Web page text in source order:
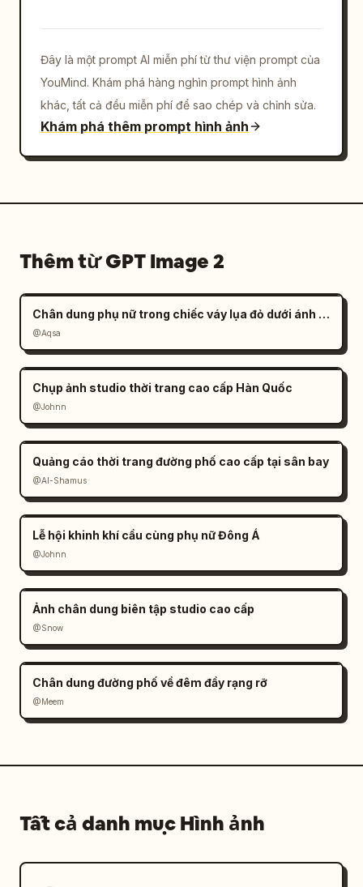
Đây là một prompt AI miễn phí từ thư viện prompt của
YouMind. Khám phá hàng nghìn prompt hình ảnh
khác, tất cả đều miễn phí để sao chép và chỉnh sửa.
Khám phá thêm prompt hình ảnh
Thêm từ GPT Image 2
Chân dung phụ nữ trong chiếc váy lụa đỏ dưới ánh nắng
@Aqsa
Chụp ảnh studio thời trang cao cấp Hàn Quốc
@Johnn
Quảng cáo thời trang đường phố cao cấp tại sân bay
@Al-Shamus
Lễ hội khinh khí cầu cùng phụ nữ Đông Á
@Johnn
Ảnh chân dung biên tập studio cao cấp
@Snow
Chân dung đường phố về đêm đầy rạng rỡ
@Meem
Tất cả danh mục Hình ảnh